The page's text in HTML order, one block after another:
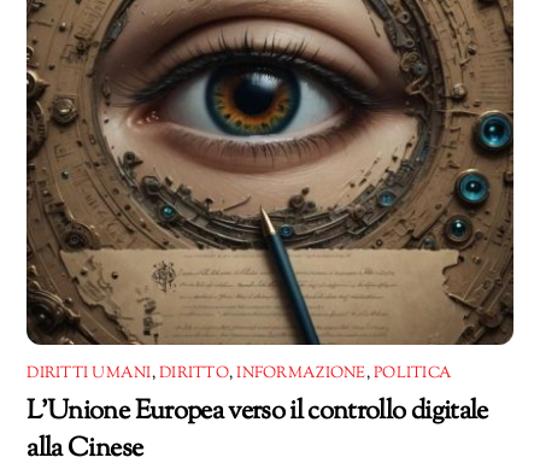
DIRITTI UMANI,DIRITTO,INFORMAZIONE,POLITICA
L’Unione Europea verso il controllo digitale
alla Cinese